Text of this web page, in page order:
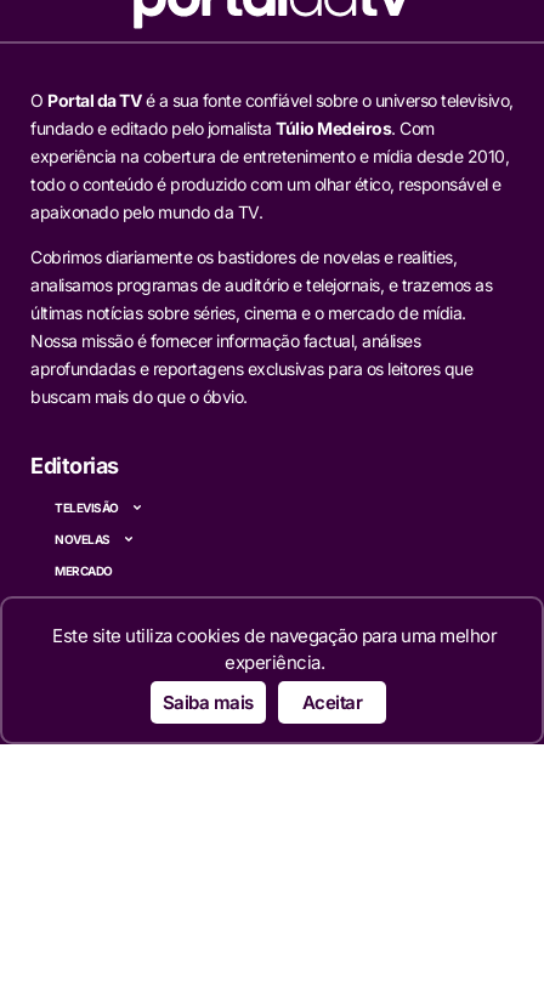
O Portal da TVé a sua fonte confiável sobre o universo televisivo,
fundado e editado pelo jornalista Túlio Medeiros. Com
experiência na cobertura de entretenimento e mídia desde 2010,
todo o conteúdo é produzido com um olhar ético, responsável e
apaixonado pelo mundo da TV.
Cobrimos diariamente os bastidores de novelas e realities,
analisamos programas de auditório e telejornais, e trazemos as
últimas notícias sobre séries, cinema e o mercado de mídia.
Nossa missão é fornecer informação factual, análises
aprofundadas e reportagens exclusivas para os leitores que
buscam mais do que o óbvio.
Editorias
TELEVISÃO
NOVELAS
MERCADO
REALITIES
FAMOSOS
Este site utiliza cookies de navegação para uma melhor
experiência.
Saiba mais
Aceitar